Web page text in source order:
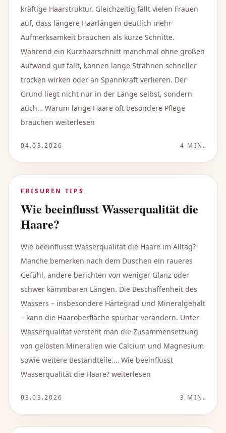
kräftige Haarstruktur. Gleichzeitig fällt vielen Frauen
auf, dass längere Haarlängen deutlich mehr
Aufmerksamkeit brauchen als kurze Schnitte.
Während ein Kurzhaarschnitt manchmal ohne großen
Aufwand gut fällt, können lange Strähnen schneller
trocken wirken oder an Spannkraft verlieren. Der
Grund liegt nicht nur in der Länge selbst, sondern
auch… Warum lange Haare oft besondere Pflege
brauchen weiterlesen
04.03.2026 4 MIN.
FRISUREN TIPS
Wie beeinflusst Wasserqualität die
Haare?
Wie beeinflusst Wasserqualität die Haare im Alltag?
Manche bemerken nach dem Duschen ein raueres
Gefühl, andere berichten von weniger Glanz oder
schwer kämmbaren Längen. Die Beschaffenheit des
Wassers – insbesondere Härtegrad und Mineralgehalt
– kann die Haaroberfläche spürbar verändern. Unter
Wasserqualität versteht man die Zusammensetzung
von gelösten Mineralien wie Calcium und Magnesium
sowie weitere Bestandteile.… Wie beeinflusst
Wasserqualität die Haare? weiterlesen
03.03.2026 3 MIN.